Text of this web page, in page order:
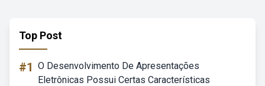
Top Post
#1 O Desenvolvimento De Apresentações
Eletrônicas Possui Certas Características